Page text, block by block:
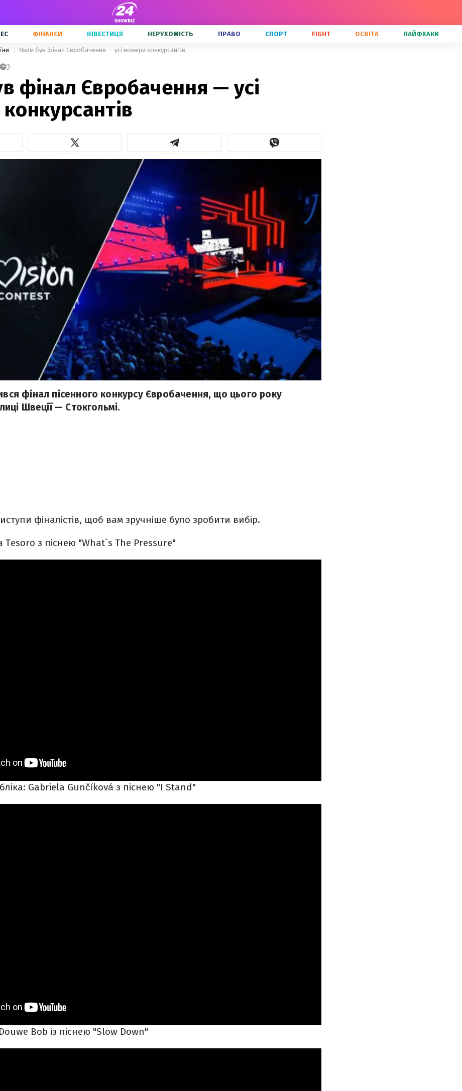
ФІНАНСИ ІНВЕСТИЦІЇ НЕРУХОМІСТЬ ПРАВО СПОРТ FIGHT ОСВІТА ЛАЙФХАКИ
Яким був фінал Євробачення — усі номери конкурсантів
2
фінал Євробачення — усі
фінал пісенного конкурсу Євробачення, що цього року
Швеції — Стокгольмі.
фіналістів, щоб вам зручніше було зробити вибір.
Tesoro з піснею "What`s The Pressure"
Gabriela Gunčíková з піснею "I Stand"
Bob із піснею "Slow Down"